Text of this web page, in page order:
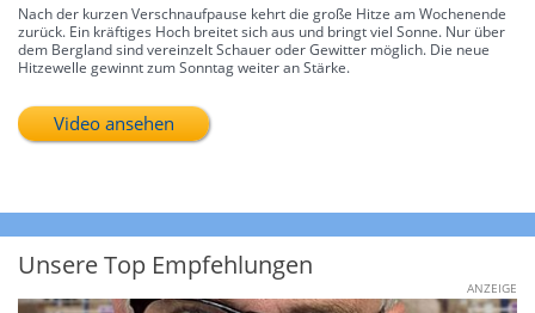
Nach der kurzen Verschnaufpause kehrt die große Hitze am Wochenende
zurück. Ein kräftiges Hoch breitet sich aus und bringt viel Sonne. Nur über
dem Bergland sind vereinzelt Schauer oder Gewitter möglich. Die neue
Hitzewelle gewinnt zum Sonntag weiter an Stärke.
Video ansehen
Unsere Top Empfehlungen
ANZEIGE